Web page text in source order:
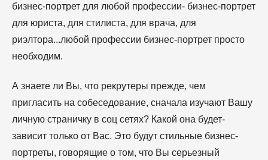
бизнес-портрет для любой профессии- бизнес-портрет
для юриста, для стилиста, для врача, для
риэлтора...любой профессии бизнес-портрет просто
необходим.
А знаете ли Вы, что рекрутеры прежде, чем
пригласить на собеседование, сначала изучают Вашу
личную страничку в соц сетях? Какой она будет-
зависит только от Вас. Это будут стильные бизнес-
портреты, говорящие о том, что Вы серьезный